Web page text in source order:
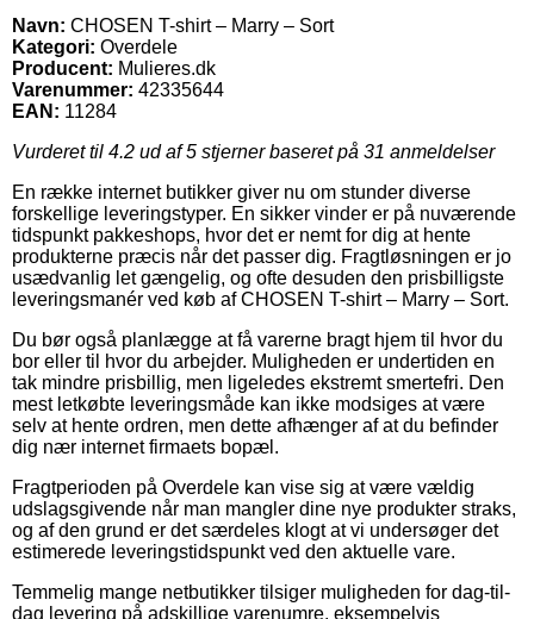
Navn: CHOSEN T-shirt – Marry – Sort
Kategori: Overdele
Producent: Mulieres.dk
Varenummer: 42335644
EAN: 11284
Vurderet til 4.2 ud af 5 stjerner baseret på 31 anmeldelser
En række internet butikker giver nu om stunder diverse
forskellige leveringstyper. En sikker vinder er på nuværende
tidspunkt pakkeshops, hvor det er nemt for dig at hente
produkterne præcis når det passer dig. Fragtløsningen er jo
usædvanlig let gængelig, og ofte desuden den prisbilligste
leveringsmanér ved køb af CHOSEN T-shirt – Marry – Sort.
Du bør også planlægge at få varerne bragt hjem til hvor du
bor eller til hvor du arbejder. Muligheden er undertiden en
tak mindre prisbillig, men ligeledes ekstremt smertefri. Den
mest letkøbte leveringsmåde kan ikke modsiges at være
selv at hente ordren, men dette afhænger af at du befinder
dig nær internet firmaets bopæl.
Fragtperioden på Overdele kan vise sig at være vældig
udslagsgivende når man mangler dine nye produkter straks,
og af den grund er det særdeles klogt at vi undersøger det
estimerede leveringstidspunkt ved den aktuelle vare.
Temmelig mange netbutikker tilsiger muligheden for dag-til-
dag levering på adskillige varenumre, eksempelvis